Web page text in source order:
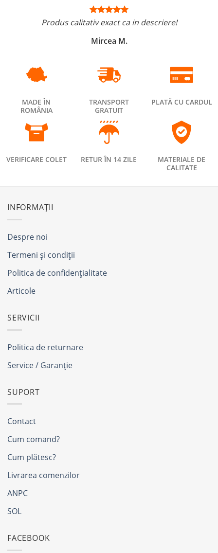
Produs calitativ exact ca in descriere!
Mircea M.
MADE ÎN
ROMÂNIA
TRANSPORT
GRATUIT
PLATĂ CU CARDUL
VERIFICARE COLET RETUR ÎN 14 ZILE
MATERIALE DE
CALITATE
INFORMAȚII
Despre noi
Termeni și condiții
Politica de confidențialitate
Articole
SERVICII
Politica de returnare
Service / Garanție
SUPORT
Contact
Cum comand?
Cum plătesc?
Livrarea comenzilor
ANPC
SOL
FACEBOOK